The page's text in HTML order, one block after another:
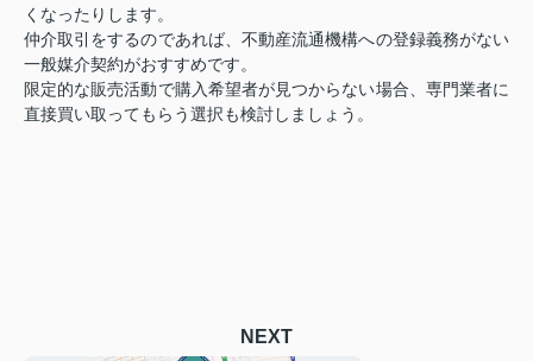
くなったりします。
仲介取引をするのであれば、不動産流通機構への登録義務がない
一般媒介契約がおすすめです。
限定的な販売活動で購入希望者が見つからない場合、専門業者に
直接買い取ってもらう選択も検討しましょう。
NEXT